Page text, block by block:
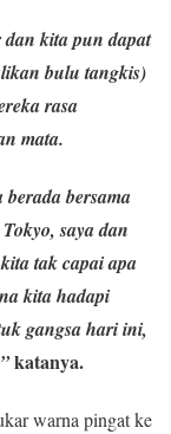
kita pun dapat
bulu tangkis)
rasa
mata.
berada bersama
saya dan
tak capai apa
kita hadapi
gangsa hari ini,
katanya.
warna pingat ke